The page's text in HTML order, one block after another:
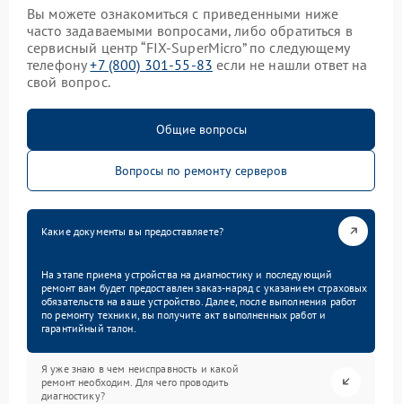
Вы можете ознакомиться с приведенными ниже
часто задаваемыми вопросами, либо обратиться в
сервисный центр “FIX-SuperMicro” по следующему
телефону+7 (800) 301-55-83 если не нашли ответ на
свой вопрос.
Общие вопросы
Вопросы по ремонту серверов
Какие документы вы предоставляете?
На этапе приема устройства на диагностику и последующий
ремонт вам будет предоставлен заказ-наряд с указанием страховых
обязательств на ваше устройство. Далее, после выполнения работ
по ремонту техники, вы получите акт выполненных работ и
гарантийный талон.
Я уже знаю в чем неисправность и какой
ремонт необходим. Для чего проводить
диагностику?